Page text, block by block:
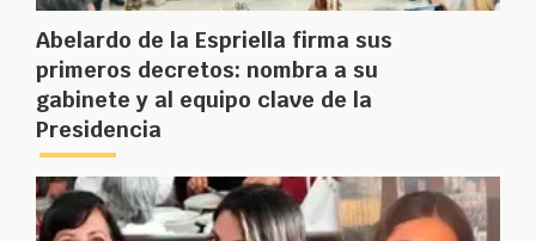
Abelardo de la Espriella firma sus
primeros decretos: nombra a su
gabinete y al equipo clave de la
Presidencia